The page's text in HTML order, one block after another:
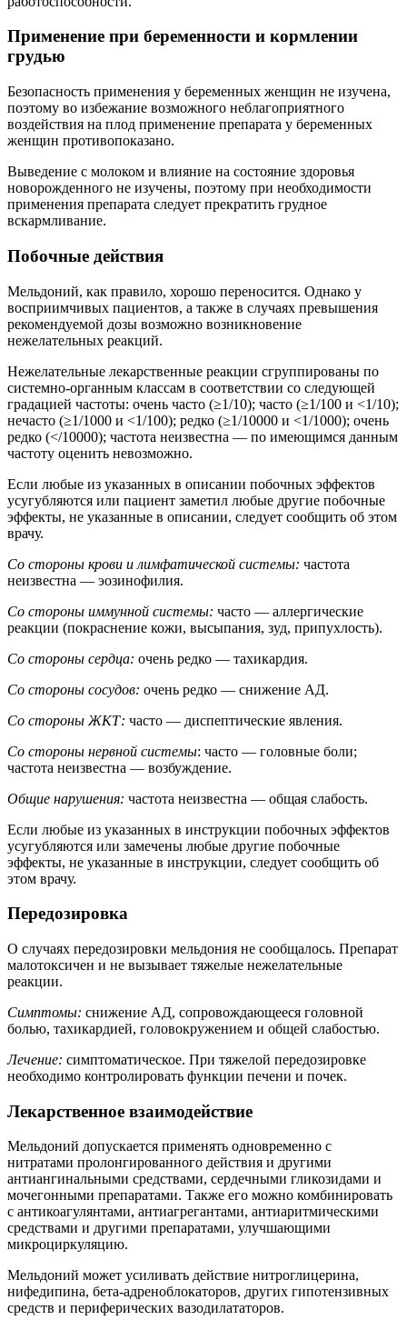
Применение при беременности и кормлении
грудью
Безопасность применения у беременных женщин не изучена,
поэтому во избежание возможного неблагоприятного
воздействия на плод применение препарата у беременных
женщин противопоказано.
Выведение с молоком и влияние на состояние здоровья
новорожденного не изучены, поэтому при необходимости
применения препарата следует прекратить грудное
вскармливание.
Побочные действия
Мельдоний, как правило, хорошо переносится. Однако у
восприимчивых пациентов, а также в случаях превышения
рекомендуемой дозы возможно возникновение
нежелательных реакций.
Нежелательные лекарственные реакции сгруппированы по
системно-органным классам в соответствии со следующей
градацией частоты: очень часто (≥1/10); часто (≥1/100 и <1/10);
нечасто (≥1/1000 и <1/100); редко (≥1/10000 и <1/1000); очень
редко (</10000); частота неизвестна — по имеющимся данным
частоту оценить невозможно.
Если любые из указанных в описании побочных эффектов
усугубляются или пациент заметил любые другие побочные
эффекты, не указанные в описании, следует сообщить об этом
врачу.
Со стороны крови и лимфатической системы: частота
неизвестна — эозинофилия.
Со стороны иммунной системы: часто — аллергические
реакции (покраснение кожи, высыпания, зуд, припухлость).
Со стороны сердца: очень редко — тахикардия.
Со стороны сосудов: очень редко — снижение АД.
Со стороны ЖКТ: часто — диспептические явления.
Со стороны нервной системы: часто — головные боли;
частота неизвестна — возбуждение.
Общие нарушения: частота неизвестна — общая слабость.
Если любые из указанных в инструкции побочных эффектов
усугубляются или замечены любые другие побочные
эффекты, не указанные в инструкции, следует сообщить об
этом врачу.
Передозировка
О случаях передозировки мельдония не сообщалось. Препарат
малотоксичен и не вызывает тяжелые нежелательные
реакции.
Симптомы: снижение АД, сопровождающееся головной
болью, тахикардией, головокружением и общей слабостью.
Лечение: симптоматическое. При тяжелой передозировке
необходимо контролировать функции печени и почек.
Лекарственное взаимодействие
Мельдоний допускается применять одновременно с
нитратами пролонгированного действия и другими
антиангинальными средствами, сердечными гликозидами и
мочегонными препаратами. Также его можно комбинировать
с антикоагулянтами, антиагрегантами, антиаритмическими
средствами и другими препаратами, улучшающими
микроциркуляцию.
Мельдоний может усиливать действие нитроглицерина,
нифедипина, бета-адреноблокаторов, других гипотензивных
средств и периферических вазодилататоров.